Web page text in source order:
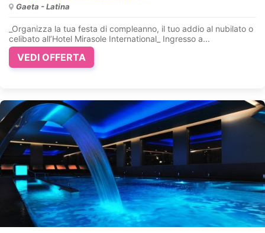
Gaeta - Latina
_Organizza la tua festa di compleanno, il tuo addio al nubilato o
celibato all’Hotel Mirasole International_ Ingresso a...
VEDI OFFERTA